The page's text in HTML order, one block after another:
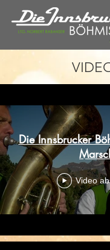
Die Innsbrucker
Video